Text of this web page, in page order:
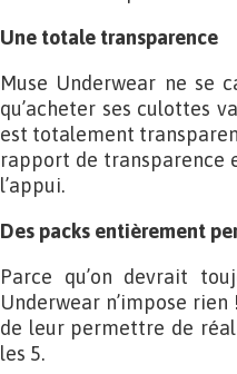
Une totale transparence
Muse Underwear ne se
qu’acheter ses culottes
est totalement
rapport de transparence
l’appui.
Des packs entièrement
Parce qu’on devrait
Underwear n’impose
de leur permettre de
les 5.